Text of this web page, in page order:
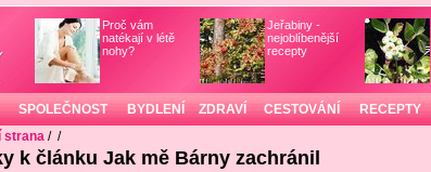
Proč vám
natékají v létě
nohy?
Jeřabiny -
nejoblíbenější
recepty
SPOLEČNOST BYDLENÍ ZDRAVÍ CESTOVÁNÍ RECEPTY
strana/ /
k článku Jak mě Bárny zachránil